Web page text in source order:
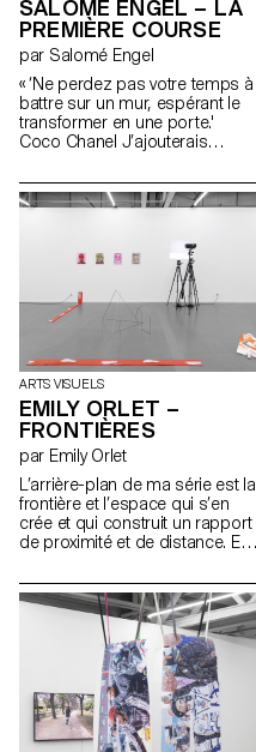
SALOMÉ ENGEL – LA
PREMIÈRE COURSE
par Salomé Engel
« ‘Ne perdez pas votre temps à
battre sur un mur, espérant le
transformer en une porte.'
Coco Chanel J’ajouterais
ARTS VISUELS
EMILY ORLET –
FRONTIÈRES
par Emily Orlet
L’arrière-plan de ma série est la
frontière et l’espace qui s’en
crée et qui construit un rapport
de proximité et de distance. En
des matériaux quotidiens et
habituels.